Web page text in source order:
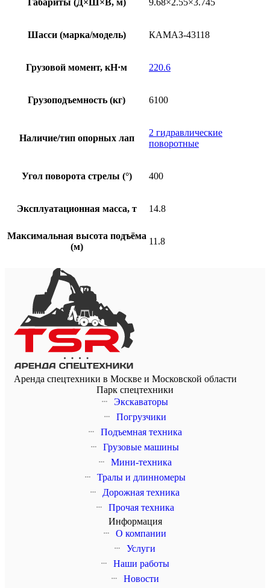
Габариты (Д×Ш×В, м) 9.68×2.55×3.745
Шасси (марка/модель) КАМАЗ-43118
Грузовой момент, кН·м 220.6
Грузоподъемность (кг) 6100
Наличие/тип опорных лап
2 гидравлические
поворотные
Угол поворота стрелы (°) 400
Эксплуатационная масса, т 14.8
Максимальная высота подъёма
(м)
11.8
Аренда спецтехники в Москве и Московской области
Парк спецтехники
Экскаваторы
Погрузчики
Подъемная техника
Грузовые машины
Мини-техника
Тралы и длинномеры
Дорожная техника
Прочая техника
Информация
О компании
Услуги
Наши работы
Новости